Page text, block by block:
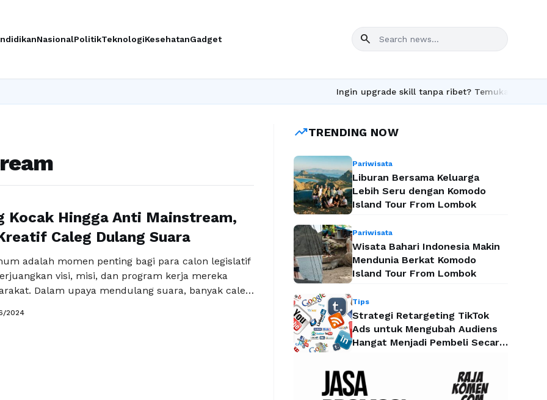
NasionalPolitikTeknologiKesehatanGadget search
Ingin upgrade skill tanpa ribet? Temukan kelas seru
Kocak Hingga Anti Mainstream,
Caleg Dulang Suara
adalah momen penting bagi para calon legislatif
visi, misi, dan program kerja mereka
Dalam upaya mendulang suara, banyak caleg
menarik perhatian pemilih. Berikut ini adalah
2024
trending_upTRENDING NOW
Pariwisata
Liburan Bersama Keluarga
Lebih Seru dengan Komodo
Island Tour From Lombok
Pariwisata
Wisata Bahari Indonesia Makin
Mendunia Berkat Komodo
Island Tour From Lombok
Tips
Strategi Retargeting TikTok
Ads untuk Mengubah Audiens
Hangat Menjadi Pembeli Secara